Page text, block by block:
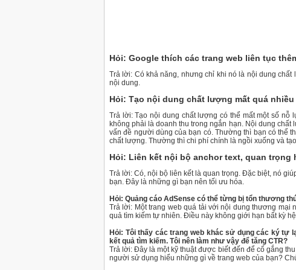
Hỏi: Google thích các trang web liên tục
Trả lời: Có khả năng, nhưng chỉ khi nó là nội dung
nội dung.
Hỏi: Tạo nội dung chất lượng mất quá
Trả lời: Tạo nội dung chất lượng có thể mất một số
không phải là doanh thu trong ngắn hạn. Nội dung
vấn đề người dùng của bạn có. Thường thì bạn có thể
chất lượng. Thường thì chi phí chính là ngồi xuống và
Hỏi: Liên kết nội bộ anchor text, quan trọng
Trả lời: Có, nội bộ liên kết là quan trọng. Đặc biệt, nó
bạn. Đây là những gì bạn nên tối ưu hóa.
Hỏi: Quảng cáo AdSense có thể từng bị tổn thương
Trả lời: Một trang web quá tải với nội dung thương
quả tìm kiếm tự nhiên. Điều này không giới hạn bất kỳ
Hỏi: Tôi thấy các trang web khác sử dụng các ký tự
kết quả tìm kiếm. Tôi nên làm như vậy để tăng CTR?
Trả lời: Đây là một kỹ thuật được biết đến để cố gắng
người sử dụng hiểu những gì về trang web của bạn?